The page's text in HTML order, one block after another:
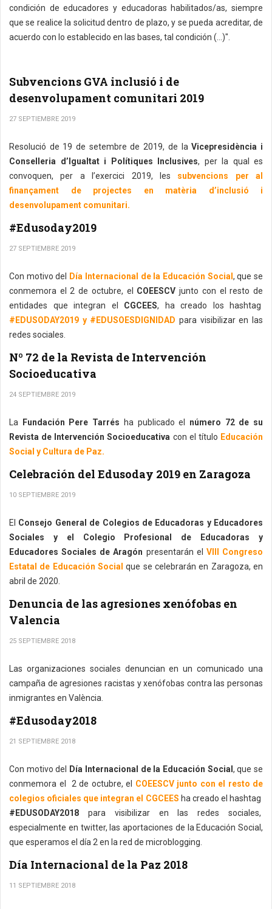
condición de educadores y educadoras habilitados/as, siempre
que se realice la solicitud dentro de plazo, y se pueda acreditar, de
acuerdo con lo establecido en las bases, tal condición (...)".
Subvencions GVA inclusió i de
desenvolupament comunitari 2019
27 SEPTIEMBRE 2019
Resolució de 19 de setembre de 2019, de laVicepresidència i
Conselleria d’Igualtat i Polítiques Inclusives, per la qual es
convoquen, per a l’exercici 2019, les subvencions per al
finançament de projectes en matèria d’inclusió i
desenvolupament comunitari.
#Edusoday2019
27 SEPTIEMBRE 2019
Con motivo del Día Internacional de la Educación Social , que se
conmemora el 2 de octubre, el COEESCV junto con el resto de
entidades que integran el CGCEES, ha creado los hashtag
#EDUSODAY2019 y #EDUSOESDIGNIDAD para visibilizar en las
redes sociales.
Nº 72 de la Revista de Intervención
Socioeducativa
24 SEPTIEMBRE 2019
La Fundación Pere Tarrés ha publicado el número 72 de su
Revista de Intervención Socioeducativa con el título Educación
Social y Cultura de Paz.
Celebración del Edusoday 2019 en Zaragoza
10 SEPTIEMBRE 2019
El Consejo General de Colegios de Educadoras y Educadores
Sociales y el Colegio Profesional de Educadoras y
Educadores Sociales de Aragón presentarán el VIII Congreso
Estatal de Educación Social que se celebrarán en Zaragoza, en
abril de 2020.
Denuncia de las agresiones xenófobas en
Valencia
25 SEPTIEMBRE 2018
Las organizaciones sociales denuncian en un comunicado una
campaña de agresiones racistas y xenófobas contra las personas
inmigrantes en València.
#Edusoday2018
21 SEPTIEMBRE 2018
Con motivo del Día Internacional de la Educación Social , que se
conmemora el 2 de octubre, el COEESCV junto con el resto de
colegios oficiales que integran el CGCEES ha creado el hashtag
#EDUSODAY2018 para visibilizar en las redes sociales,
especialmente en twitter, las aportaciones de la Educación Social,
que esperamos el día 2 en la red de microblogging.
Día Internacional de la Paz 2018
11 SEPTIEMBRE 2018